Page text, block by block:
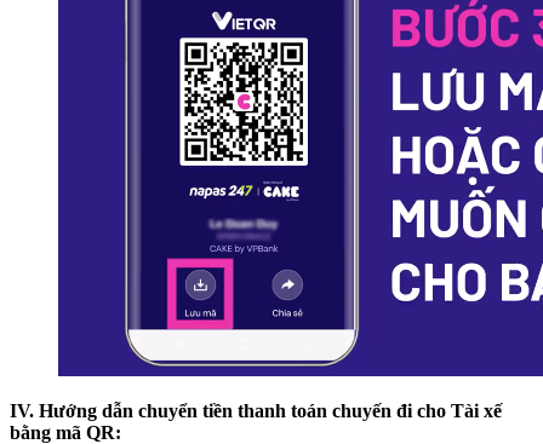
IV. Hướng dẫn chuyển tiền thanh toán chuyến đi cho Tài xế
bằng mã QR: